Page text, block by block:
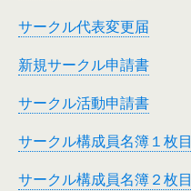
サークル代表変更届
新規サークル申請書
サークル活動申請書
サークル構成員名簿１枚目
サークル構成員名簿２枚目